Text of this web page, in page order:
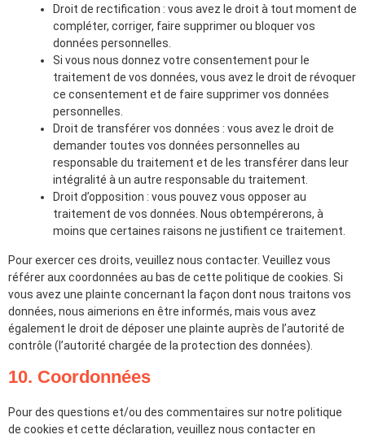
Droit de rectification : vous avez le droit à tout moment de
compléter, corriger, faire supprimer ou bloquer vos
données personnelles.
Si vous nous donnez votre consentement pour le
traitement de vos données, vous avez le droit de révoquer
ce consentement et de faire supprimer vos données
personnelles.
Droit de transférer vos données : vous avez le droit de
demander toutes vos données personnelles au
responsable du traitement et de les transférer dans leur
intégralité à un autre responsable du traitement.
Droit d’opposition : vous pouvez vous opposer au
traitement de vos données. Nous obtempérerons, à
moins que certaines raisons ne justifient ce traitement.
Pour exercer ces droits, veuillez nous contacter. Veuillez vous
référer aux coordonnées au bas de cette politique de cookies. Si
vous avez une plainte concernant la façon dont nous traitons vos
données, nous aimerions en être informés, mais vous avez
également le droit de déposer une plainte auprès de l’autorité de
contrôle (l’autorité chargée de la protection des données).
10. Coordonnées
Pour des questions et/ou des commentaires sur notre politique
de cookies et cette déclaration, veuillez nous contacter en